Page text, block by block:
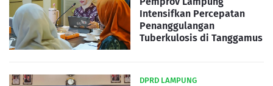
Intensifkan Percepatan
Penanggulangan
Tuberkulosis di Tanggamus
DPRD LAMPUNG